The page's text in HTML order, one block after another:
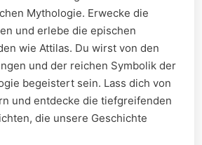
Mythologie.⁢ Erwecke die
und erlebe die epischen
wie Attilas. ‍Du​ wirst von den⁢
und‌ der ‌reichen Symbolik‌ der
begeistert sein. Lass dich von‍
und ⁤entdecke die tiefgreifenden
⁣die unsere Geschichte